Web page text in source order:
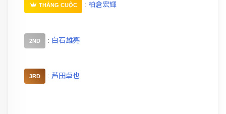
THẮNG CUỘC : 柏倉宏輝
2ND : 白石雄亮
3RD : 芦田卓也